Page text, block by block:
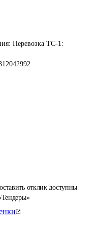
отклик доступны
Перевозка ТС-1: